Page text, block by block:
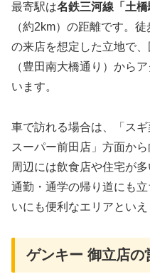
最寄駅は名鉄三河線「土橋
（約2km）の距離です。
の来店を想定した立地で
（豊田南大橋通り）から
います。
車で訪れる場合は、「ス
スーパー前田店」方面か
周辺には飲食店や住宅が
通勤・通学の帰り道にも
いにも便利なエリアといえ
ゲンキー 御立店の